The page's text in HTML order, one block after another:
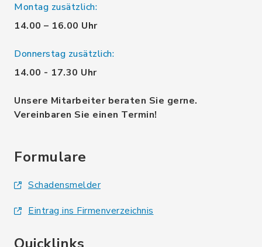
Montag zusätzlich:
14.00 – 16.00 Uhr
Donnerstag zusätzlich:
14.00 - 17.30 Uhr
Unsere Mitarbeiter beraten Sie gerne.
Vereinbaren Sie einen Termin!
Formulare
Schadensmelder
Eintrag ins Firmenverzeichnis